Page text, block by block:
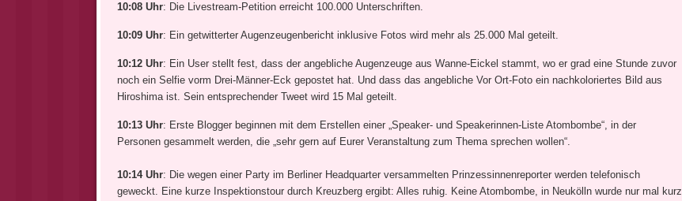
10:08 Uhr: Die Livestream-Petition erreicht 100.000 Unterschriften.
10:09 Uhr: Ein getwitterter Augenzeugenbericht inklusive Fotos wird mehr als 25.000 Mal geteilt.
10:12 Uhr: Ein User stellt fest, dass der angebliche Augenzeuge aus Wanne-Eickel stammt, wo er grad eine Stunde zuvor
noch ein Selfie vorm Drei-Männer-Eck gepostet hat. Und dass das angebliche Vor Ort-Foto ein nachkoloriertes Bild aus
Hiroshima ist. Sein entsprechender Tweet wird 15 Mal geteilt.
10:13 Uhr: Erste Blogger beginnen mit dem Erstellen einer „Speaker- und Speakerinnen-Liste Atombombe“, in der
Personen gesammelt werden, die „sehr gern auf Eurer Veranstaltung zum Thema sprechen wollen“.
10:14 Uhr: Die wegen einer Party im Berliner Headquarter versammelten Prinzessinnenreporter werden telefonisch
geweckt. Eine kurze Inspektionstour durch Kreuzberg ergibt: Alles ruhig. Keine Atombombe, in Neukölln wurde nur mal kurz